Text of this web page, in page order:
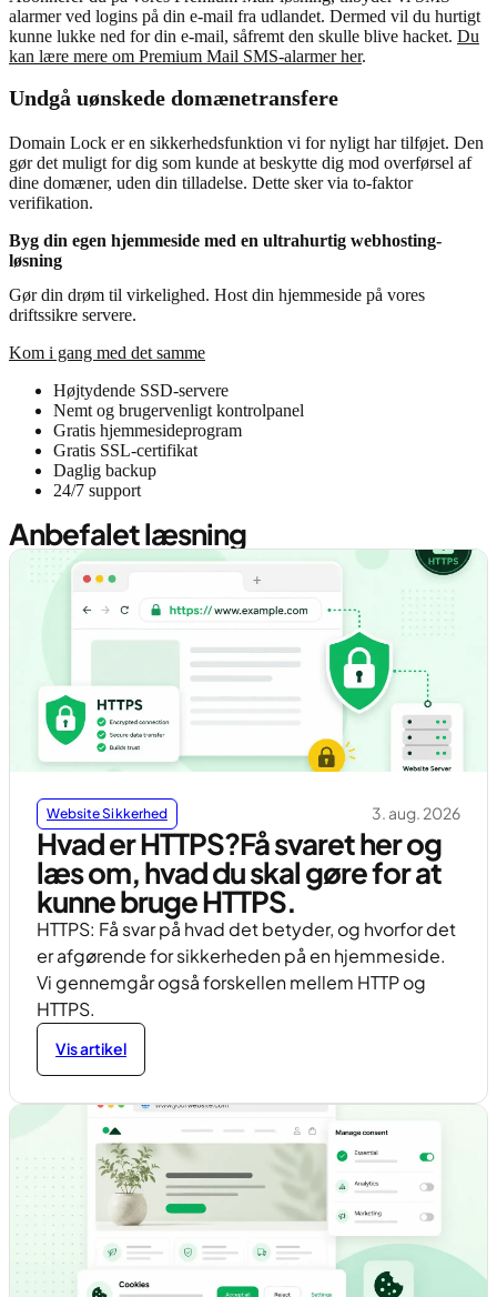
alarmer ved logins på din e-mail fra udlandet. Dermed vil du hurtigt
kunne lukke ned for din e-mail, såfremt den skulle blive hacket. Du
kan lære mere om Premium Mail SMS-alarmer her.
Undgå uønskede domænetransfere
Domain Lock er en sikkerhedsfunktion vi for nyligt har tilføjet. Den
gør det muligt for dig som kunde at beskytte dig mod overførsel af
dine domæner, uden din tilladelse. Dette sker via to-faktor
verifikation.
Byg din egen hjemmeside med en ultrahurtig webhosting-
løsning
Gør din drøm til virkelighed. Host din hjemmeside på vores
driftssikre servere.
Kom i gang med det samme
Højtydende SSD-servere
Nemt og brugervenligt kontrolpanel
Gratis hjemmesideprogram
Gratis SSL-certifikat
Daglig backup
24/7 support
Anbefalet læsning
Website Sikkerhed 3. aug. 2026
Hvad er HTTPS?Få svaret her og
læs om, hvad du skal gøre for at
kunne bruge HTTPS.
HTTPS: Få svar på hvad det betyder, og hvorfor det
er afgørende for sikkerheden på en hjemmeside.
Vi gennemgår også forskellen mellem HTTP og
HTTPS.
Vis artikel